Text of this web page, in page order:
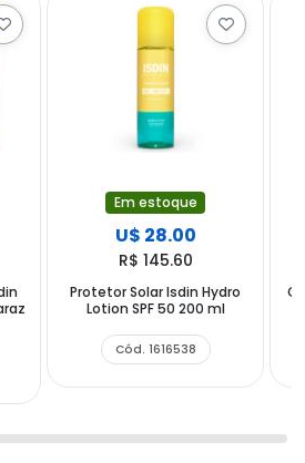
Em estoque
U$ 28.00
R$ 145.60
Protetor Solar Isdin Hydro
Lotion SPF 50 200 ml
Cód. 1616538